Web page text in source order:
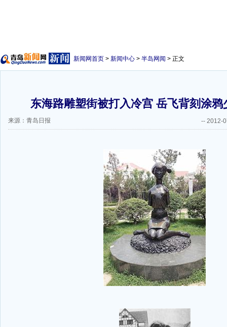
新闻网首页 > 新闻中心 > 半岛网闻 > 正文
东海路雕塑街被打入冷宫 岳飞背刻涂鸦
来源：青岛日报 -- 2012-